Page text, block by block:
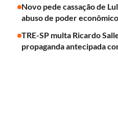
Novo pede cassação de
abuso de poder
TRE-SP multa Ricardo
propaganda antecipada